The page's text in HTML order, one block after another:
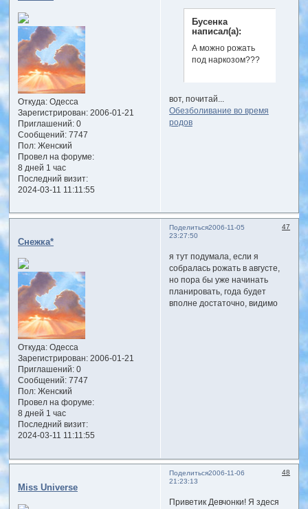
Откуда:Одесса
Зарегистрирован: 2006-01-21
Приглашений:0
Сообщений:7747
Пол:Женский
Провел на форуме:
8 дней 1 час
Последний визит:
2024-03-11 11:11:55
Бусенка
написал(а):
А можно рожать
под наркозом???
вот, почитай...
Обезболивание во время
родов
Поделиться 47
2006-11-05
23:27:50
Снежка*
Откуда:Одесса
Зарегистрирован: 2006-01-21
Приглашений:0
Сообщений:7747
Пол:Женский
Провел на форуме:
8 дней 1 час
Последний визит:
2024-03-11 11:11:55
я тут подумала, если я
собралась рожать в августе,
но пора бы уже начинать
планировать, года будет
вполне достаточно, видимо
Поделиться 48
2006-11-06
21:23:13
Miss Universe
Приветик Девчонки! Я здеся